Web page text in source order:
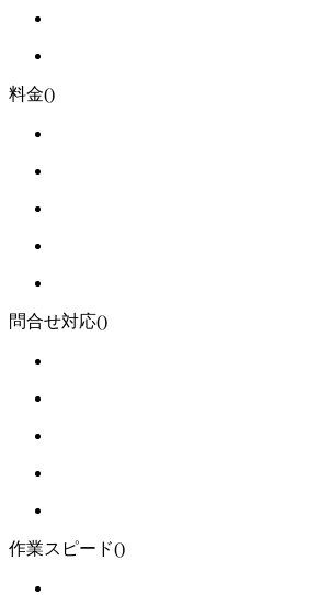
料金()
問合せ対応()
作業スピード()